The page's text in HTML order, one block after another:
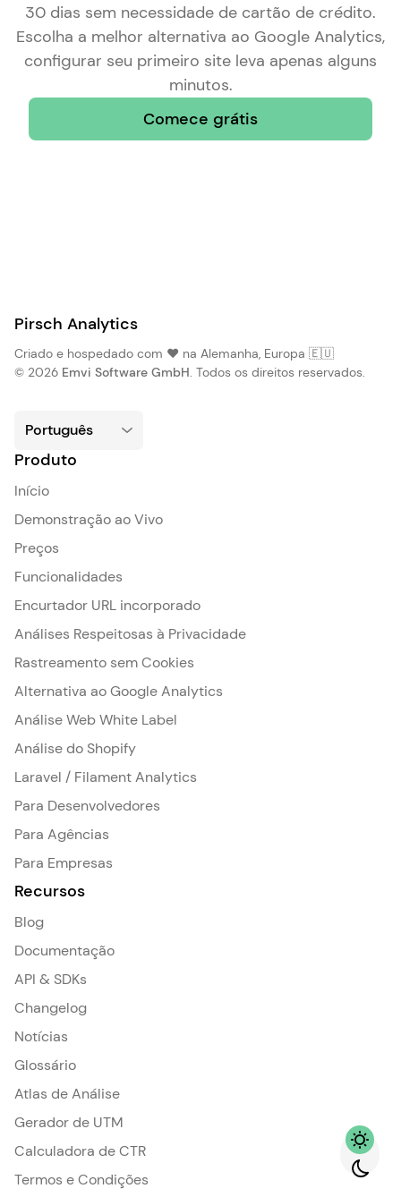
30 dias sem necessidade de cartão de crédito.
Escolha a melhor alternativa ao Google Analytics,
configurar seu primeiro site leva apenas alguns
minutos.
Comece grátis
Pirsch Analytics
Criado e hospedado com ❤️ na Alemanha, Europa 🇪🇺
© 2026 Emvi Software GmbH. Todos os direitos reservados.
Produto
Início
Demonstração ao Vivo
Preços
Funcionalidades
Encurtador URL incorporado
Análises Respeitosas à Privacidade
Rastreamento sem Cookies
Alternativa ao Google Analytics
Análise Web White Label
Análise do Shopify
Laravel / Filament Analytics
Para Desenvolvedores
Para Agências
Para Empresas
Recursos
Blog
Documentação
API & SDKs
Changelog
Notícias
Glossário
Atlas de Análise
Gerador de UTM
Calculadora de CTR
Termos e Condições